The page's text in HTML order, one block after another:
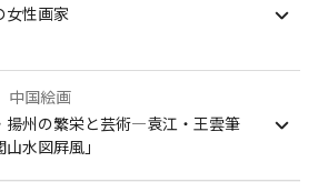
女性画家
国絵画
揚州の繁栄と芸術―袁江・王雲筆
山水図屛風」